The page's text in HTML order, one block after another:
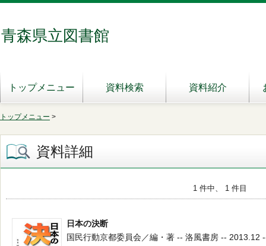
青森県立図書館
トップメニュー 資料検索 資料紹介
トップメニュー >
資料詳細
1 件中、 1 件目
日本の決断
国民行動京都委員会／編・著 -- 洛風書房 -- 2013.12